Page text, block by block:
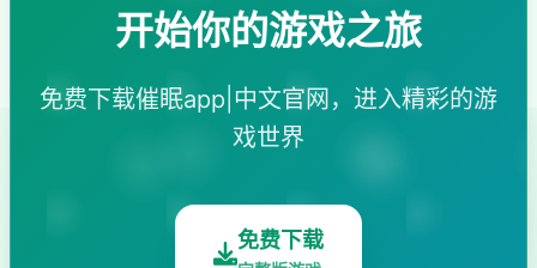
开始你的游戏之旅
免费下载催眠app|中文官网，进入精彩的游
戏世界
免费下载